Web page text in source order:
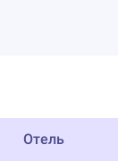
Отель